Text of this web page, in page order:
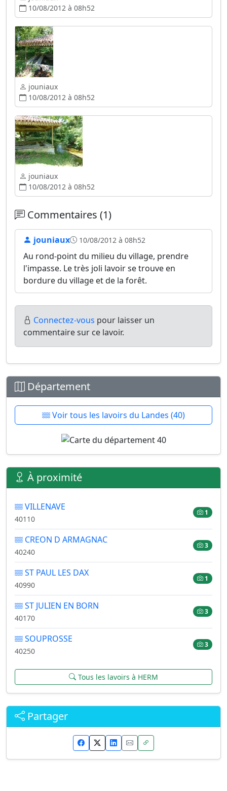
10/08/2012 à 08h52
jouniaux
10/08/2012 à 08h52
jouniaux
10/08/2012 à 08h52
Commentaires (1)
jouniaux 10/08/2012 à 08h52
Au rond-point du milieu du village, prendre
l'impasse. Le très joli lavoir se trouve en
bordure du village et de la forêt.
Connectez-vous pour laisser un
commentaire sur ce lavoir.
Département
Voir tous les lavoirs du Landes (40)
À proximité
VILLENAVE
40110
1
CREON D ARMAGNAC
40240
3
ST PAUL LES DAX
40990
1
ST JULIEN EN BORN
40170
3
SOUPROSSE
40250
3
Tous les lavoirs à HERM
Partager